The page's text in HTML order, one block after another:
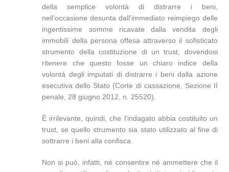
della semplice volontà di distrarre i beni,
nell’occasione desunta dall’immediato reimpiego delle
ingentissime somme ricavate dalla vendita degli
immobili della persona offesa attraverso il sofisticato
strumento della costituzione di un trust, dovendosi
ritenere che questo fosse un chiaro indice della
volontà degli imputati di distrarre i beni dalla azione
esecutiva dello Stato (Corte di cassazione, Sezione II
penale, 28 giugno 2012, n. 25520).
È irrilevante, quindi, che l’indagato abbia costituito un
trust, se quello strumento sia stato utilizzato al fine di
sottrarre i beni alla confisca.
Non si può, infatti, né consentire né ammettere che il